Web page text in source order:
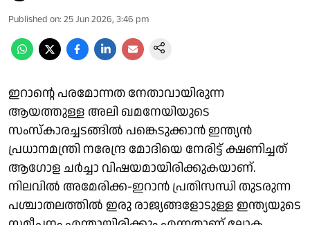
Published on: 25 Jun 2026, 3:46 pm
ഇറാന്റെ പരമോന്നത നേതാവായിരുന്ന
ആയത്തുള്ള അലി ഖമനേയിയുടെ
സംസ്കാരച്ചടങ്ങിൽ പങ്കെടുക്കാൻ ഇന്ത്യൻ
പ്രധാനമന്ത്രി നരേന്ദ്ര മോദിയെ നേരിട്ട് ക്ഷണിച്ചത്
ആ​ഗോള ചർച്ചാ വിഷയമായിരിക്കുകയാണ്.
നിലവിൽ അമേരിക്ക-ഇറാൻ പ്രതിസന്ധി തുടരുന്ന
പശ്ചാതലത്തിൽ ഇരു രാജ്യങ്ങളോടുള്ള ഇന്ത്യയുടെ